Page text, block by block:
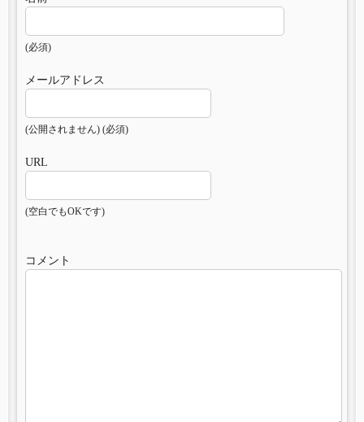
(必須)
メールアドレス
(公開されません) (必須)
URL
(空白でもOKです)
コメント